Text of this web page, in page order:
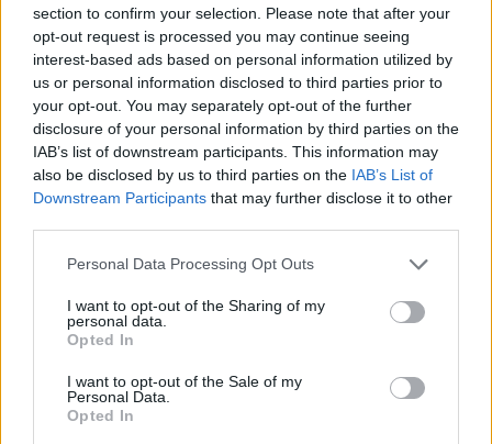
section to confirm your selection. Please note that after your
opt-out request is processed you may continue seeing
interest-based ads based on personal information utilized by
us or personal information disclosed to third parties prior to
your opt-out. You may separately opt-out of the further
disclosure of your personal information by third parties on the
IAB’s list of downstream participants. This information may
also be disclosed by us to third parties on the IAB’s List of
Downstream Participants that may further disclose it to other
Please note that this website/app uses one or more Google
not limited to your visit or usage behaviour. You may click to
grant or deny consent to Google and its third-party tags to
use your data for below specified purposes in below Google
consent section.
Personal Data Processing Opt Outs
I want to opt-out of the Sharing of my
personal data.
Opted In
I want to opt-out of the Sale of my
Personal Data.
Opted In
consejos para fotografiar eclipses solares
Un eclipse solar es un espectáculo natural que…
CIENCIA Y TECNOLOGÍA
Cómo elegir una carrera STEAM: perfiles
emergentes y competencias clave